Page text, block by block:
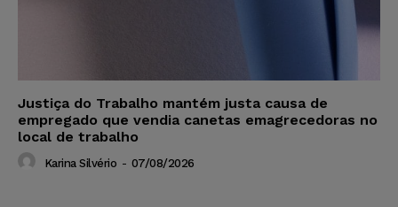
Justiça do Trabalho mantém justa causa de
empregado que vendia canetas emagrecedoras no
local de trabalho
Karina Silvério - 07/08/2026